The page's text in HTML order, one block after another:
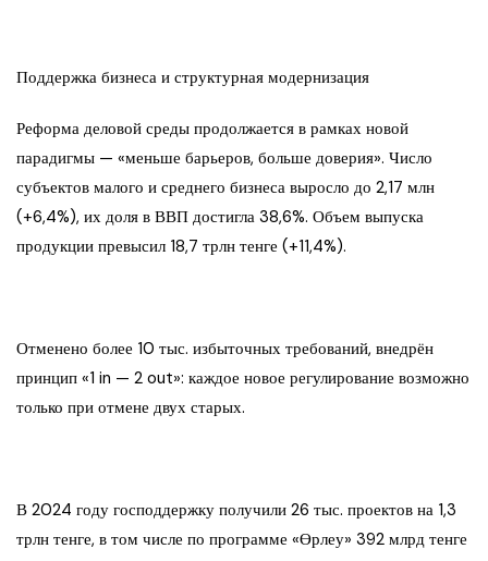
Поддержка бизнеса и структурная модернизация
Реформа деловой среды продолжается в рамках новой
парадигмы — «меньше барьеров, больше доверия». Число
субъектов малого и среднего бизнеса выросло до 2,17 млн
(+6,4%), их доля в ВВП достигла 38,6%. Объем выпуска
продукции превысил 18,7 трлн тенге (+11,4%).
Отменено более 10 тыс. избыточных требований, внедрён
принцип «1 in — 2 out»: каждое новое регулирование возможно
только при отмене двух старых.
В 2024 году господдержку получили 26 тыс. проектов на 1,3
трлн тенге, в том числе по программе «Өрлеу» 392 млрд тенге